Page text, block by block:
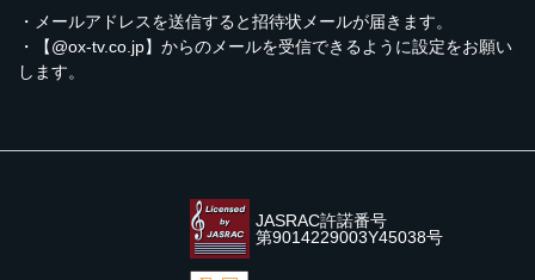
・メールアドレスを送信すると招待状メールが届きます。
・【@ox-tv.co.jp】からのメールを受信できるように設定をお願い
します。
JASRAC許諾番号
第9014229003Y45038号